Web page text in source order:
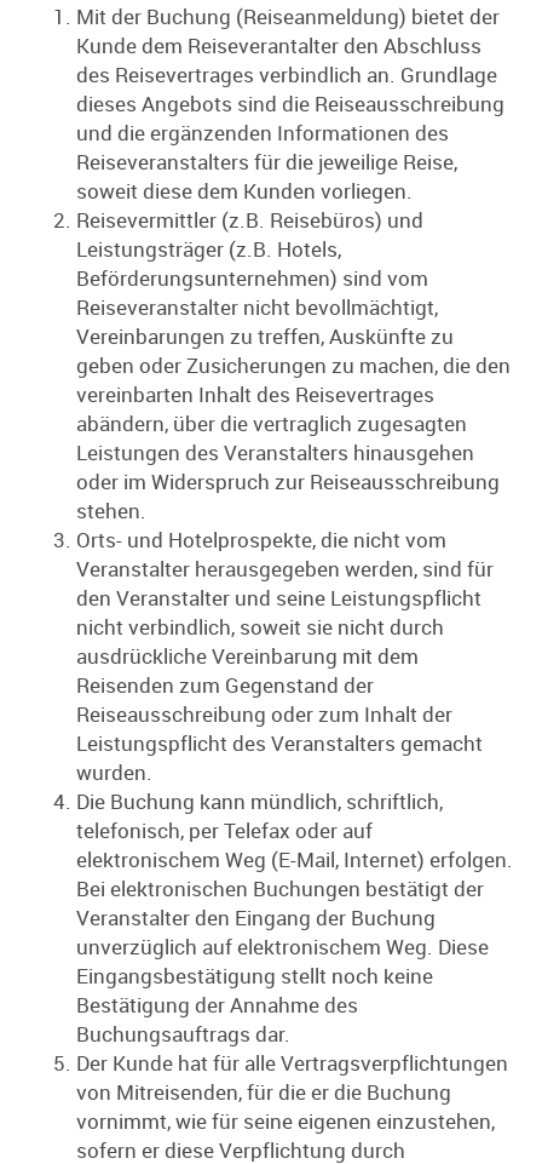
Mit der Buchung (Reiseanmeldung) bietet der
Kunde dem Reiseverantalter den Abschluss
des Reisevertrages verbindlich an. Grundlage
dieses Angebots sind die Reiseausschreibung
und die ergänzenden Informationen des
Reiseveranstalters für die jeweilige Reise,
soweit diese dem Kunden vorliegen.
Reisevermittler (z.B. Reisebüros) und
Leistungsträger (z.B. Hotels,
Beförderungsunternehmen) sind vom
Reiseveranstalter nicht bevollmächtigt,
Vereinbarungen zu treffen, Auskünfte zu
geben oder Zusicherungen zu machen, die den
vereinbarten Inhalt des Reisevertrages
abändern, über die vertraglich zugesagten
Leistungen des Veranstalters hinausgehen
oder im Widerspruch zur Reiseausschreibung
stehen.
Orts- und Hotelprospekte, die nicht vom
Veranstalter herausgegeben werden, sind für
den Veranstalter und seine Leistungspflicht
nicht verbindlich, soweit sie nicht durch
ausdrückliche Vereinbarung mit dem
Reisenden zum Gegenstand der
Reiseausschreibung oder zum Inhalt der
Leistungspflicht des Veranstalters gemacht
wurden.
Die Buchung kann mündlich, schriftlich,
telefonisch, per Telefax oder auf
elektronischem Weg (E-Mail, Internet) erfolgen.
Bei elektronischen Buchungen bestätigt der
Veranstalter den Eingang der Buchung
unverzüglich auf elektronischem Weg. Diese
Eingangsbestätigung stellt noch keine
Bestätigung der Annahme des
Buchungsauftrags dar.
Der Kunde hat für alle Vertragsverpflichtungen
von Mitreisenden, für die er die Buchung
vornimmt, wie für seine eigenen einzustehen,
sofern er diese Verpflichtung durch